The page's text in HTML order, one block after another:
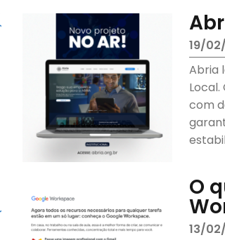
19/
Abria
com
O
13/